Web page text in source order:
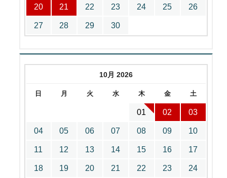
20 21 22 23 24 25 26
27 28 29 30
10月 2026
日 月 火 水 木 金 土
01 02 03
04 05 06 07 08 09 10
11 12 13 14 15 16 17
18 19 20 21 22 23 24